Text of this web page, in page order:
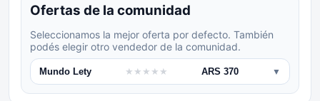
Ofertas de la comunidad
Seleccionamos la mejor oferta por defecto. También
podés elegir otro vendedor de la comunidad.
Mundo Lety ★ ★ ★ ★ ★ ARS 370 ▼